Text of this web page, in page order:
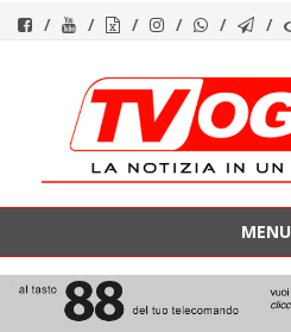
contenuto
MENU
contenuto